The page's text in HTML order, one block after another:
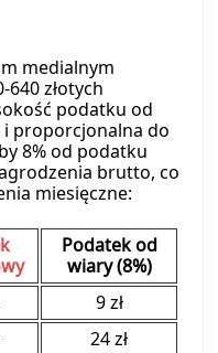
medialnym
złotych
podatku od
i proporcjonalna do
8% od podatku
brutto, co
miesięczne:
Podatek od
wiary (8%)
9 zł
24 zł